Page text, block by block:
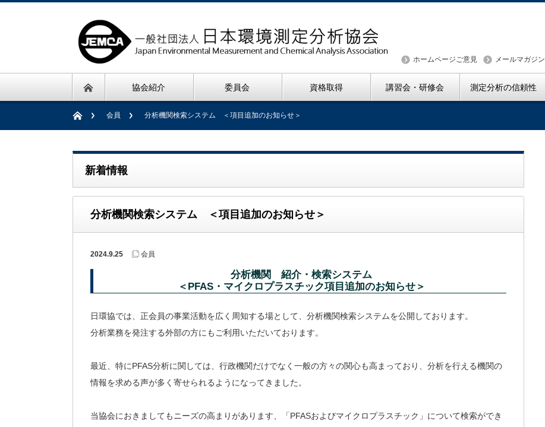
ホームページご意見 メールマガジン
協会紹介 委員会 資格取得 講習会・研修会 測定分析の信頼性
会員 分析機関検索システム ＜項目追加のお知らせ＞
新着情報
分析機関検索システム ＜項目追加のお知らせ＞
2024.9.25 会員
分析機関 紹介・検索システム
＜PFAS・マイクロプラスチック項目追加のお知らせ＞
日環協では、正会員の事業活動を広く周知する場として、分析機関検索システムを公開しております。
分析業務を発注する外部の方にもご利用いただいております。
最近、特にPFAS分析に関しては、行政機関だけでなく一般の方々の関心も高まっており、分析を行える機関の
情報を求める声が多く寄せられるようになってきました。
当協会におきましてもニーズの高まりがあります、「PFASおよびマイクロプラスチック」について検索ができ